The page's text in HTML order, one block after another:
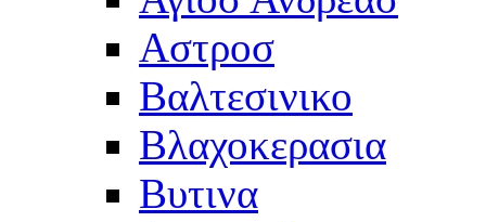
Αστροσ
Βαλτεσινικο
Βλαχοκερασια
Βυτινα